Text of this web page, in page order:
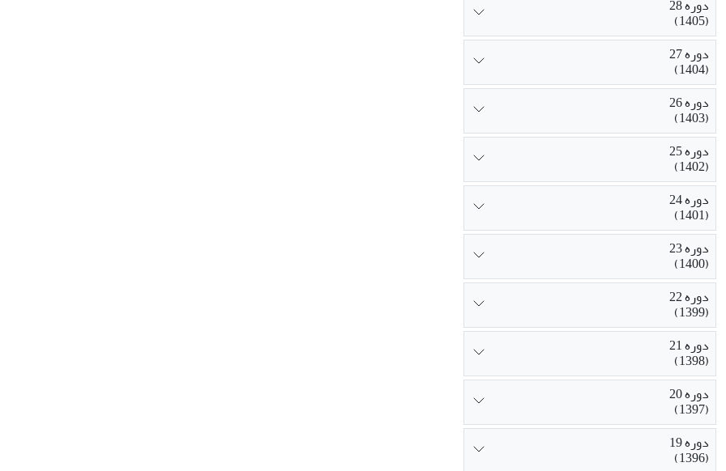
دوره 28
(1405)
دوره 27
(1404)
دوره 26
(1403)
دوره 25
(1402)
دوره 24
(1401)
دوره 23
(1400)
دوره 22
(1399)
دوره 21
(1398)
دوره 20
(1397)
دوره 19
(1396)